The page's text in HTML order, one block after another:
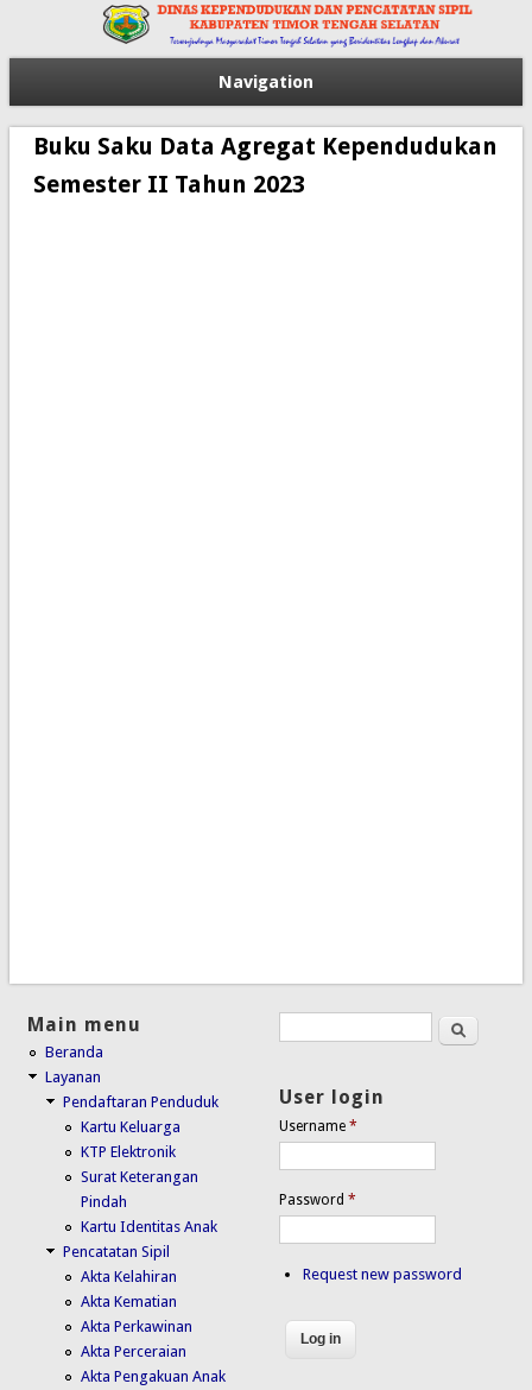
Navigation
Buku Saku Data Agregat Kependudukan
Semester II Tahun 2023
Main menu
Beranda
Layanan
Pendaftaran Penduduk
Kartu Keluarga
KTP Elektronik
Surat Keterangan
Pindah
Kartu Identitas Anak
Pencatatan Sipil
Akta Kelahiran
Akta Kematian
Akta Perkawinan
Akta Perceraian
Akta Pengakuan Anak
Search formSearch
User login
Username*
Password*
Request new password